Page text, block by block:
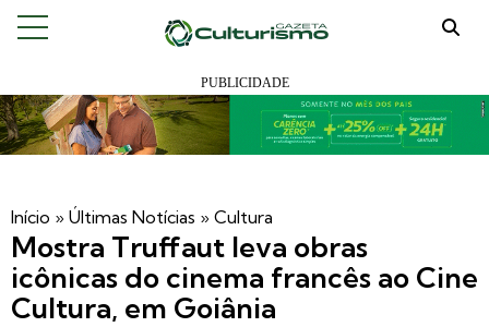
Início » Últimas Notícias » Cultura
Mostra Truffaut leva obras
icônicas do cinema francês ao Cine
Cultura, em Goiânia